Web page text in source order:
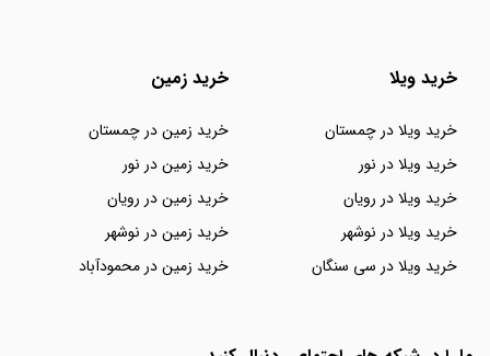
خرید ویلا
خرید ویلا در چمستان
خرید ویلا در نور
خرید ویلا در رویان
خرید ویلا در نوشهر
خرید ویلا در سی سنگان
خرید زمین
خرید زمین در چمستان
خرید زمین در نور
خرید زمین در رویان
خرید زمین در نوشهر
خرید زمین در محمودآباد